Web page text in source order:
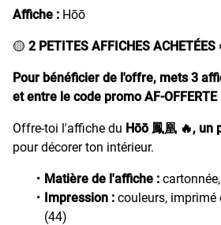
Affiche : Hōō
🟡 2 PETITES AFFICHES ACHETÉES
Pour bénéficier de l'offre, mets 3
et entre le code promo AF-OFFERTE
Offre-toi l'affiche du Hōō 鳳凰 🔥, un
pour décorer ton intérieur.
Matière de l'affiche :
Impression : couleurs, imprimé
(44)